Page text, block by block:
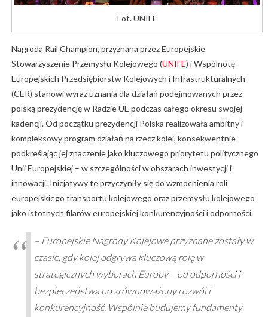
Fot. UNIFE
Nagroda Rail Champion, przyznana przez Europejskie
Stowarzyszenie Przemysłu Kolejowego (UNIFE) i Wspólnotę
Europejskich Przedsiębiorstw Kolejowych i Infrastrukturalnych
(CER) stanowi wyraz uznania dla działań podejmowanych przez
polską prezydencję w Radzie UE podczas całego okresu swojej
kadencji. Od początku prezydencji Polska realizowała ambitny i
kompleksowy program działań na rzecz kolei, konsekwentnie
podkreślając jej znaczenie jako kluczowego priorytetu politycznego
Unii Europejskiej – w szczególności w obszarach inwestycji i
innowacji. Inicjatywy te przyczyniły się do wzmocnienia roli
europejskiego transportu kolejowego oraz przemysłu kolejowego
jako istotnych filarów europejskiej konkurencyjności i odporności.
– Europejskie Nagrody Kolejowe przyznane zostały w
czasie, gdy kolej odgrywa kluczową rolę w
strategicznych wyborach Europy – od odporności i
bezpieczeństwa po zrównoważony rozwój i
konkurencyjność. Wspólnie budujemy fundamenty